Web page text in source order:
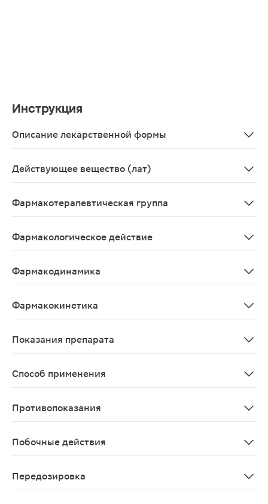
Инструкция
Описание лекарственной формы
Действующее вещество (лат)
Фармакотерапевтическая группа
Фармакологическое действие
Фармакодинамика
Фармакокинетика
Показания препарата
Способ применения
Противопоказания
Побочные действия
Передозировка